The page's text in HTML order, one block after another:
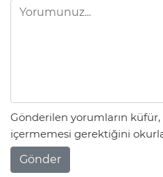
Gönderilen yorumların
içermemesi gerektiğini
Gönder